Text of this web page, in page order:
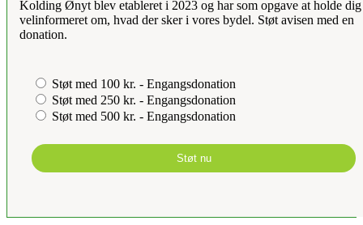
Kolding Ønyt blev etableret i 2023 og har som opgave at holde dig
velinformeret om, hvad der sker i vores bydel. Støt avisen med en
donation.
Støt med 100 kr. - Engangsdonation
Støt med 250 kr. - Engangsdonation
Støt med 500 kr. - Engangsdonation
Støt nu